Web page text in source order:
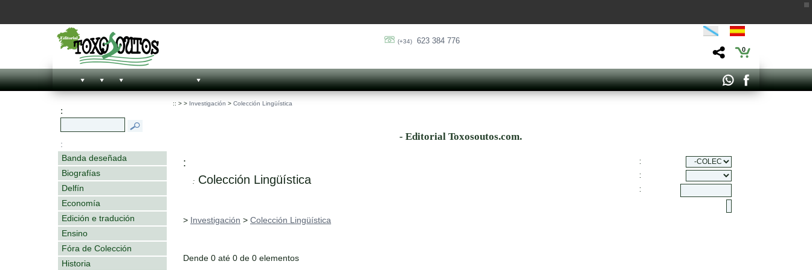
(+34) 623 384 776
0
:
:
Banda deseñada
Biografías
Delfín
Economía
Edición e tradución
Ensino
Fóra de Colección
Historia
:: > > Investigación > Colección Lingüística
- Editorial Toxosoutos.com.
:
: Colección Lingüística
:
:
:
> Investigación > Colección Lingüística
Dende 0 até 0 de 0 elementos